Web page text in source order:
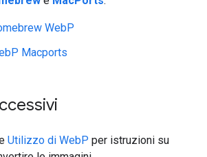
WebP
Macports
Utilizzo di WebP per istruzioni su